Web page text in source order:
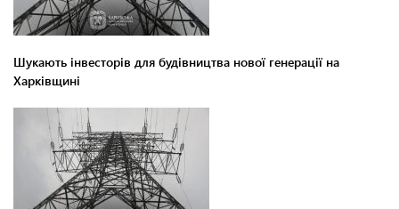
Шукають інвесторів для будівництва нової генерації на
Харківщині